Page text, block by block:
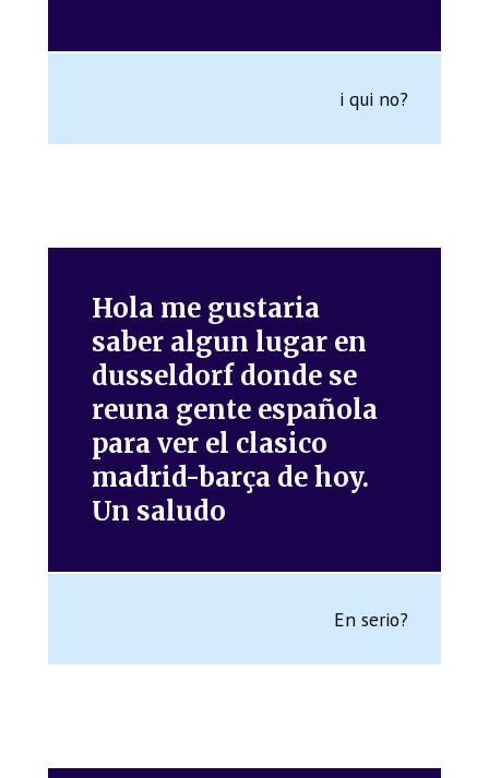
i qui no?
Hola me gustaria
saber algun lugar en
dusseldorf donde se
reuna gente española
para ver el clasico
madrid-barça de hoy.
Un saludo
En serio?